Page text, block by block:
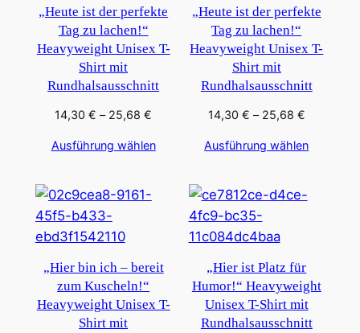
„Heute ist der perfekte
Tag zu lachen!“
Heavyweight Unisex T-
Shirt mit
Rundhalsausschnitt
14,30€ – 25,68€ Preisspanne:
bis
Ausführung wählen
„Heute ist der perfekte
Tag zu lachen!“
Heavyweight Unisex T-
Shirt mit
Rundhalsausschnitt
14,30 € – 25,68 €
bis
Ausführung wählen
„Hier bin ich – bereit
zum Kuscheln!“
Heavyweight Unisex T-
Shirt mit
„Hier ist Platz für
Humor!“ Heavyweight
Unisex T-Shirt mit
Rundhalsausschnitt